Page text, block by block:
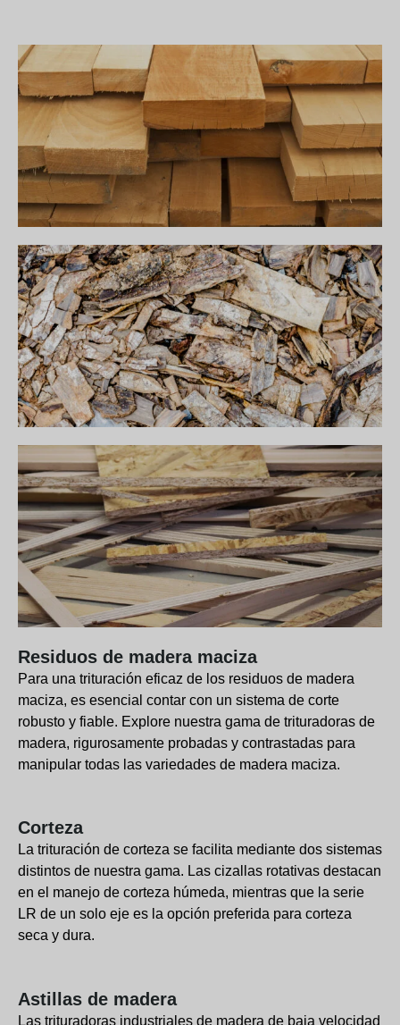
Residuos de madera maciza
Para una trituración eficaz de los residuos de madera
maciza, es esencial contar con un sistema de corte
robusto y fiable. Explore nuestra gama de trituradoras de
madera, rigurosamente probadas y contrastadas para
manipular todas las variedades de madera maciza.
Corteza
La trituración de corteza se facilita mediante dos sistemas
distintos de nuestra gama. Las cizallas rotativas destacan
en el manejo de corteza húmeda, mientras que la serie
LR de un solo eje es la opción preferida para corteza
seca y dura.
Astillas de madera
Las trituradoras industriales de madera de baja velocidad